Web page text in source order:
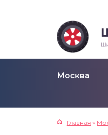
Москва
Главная »